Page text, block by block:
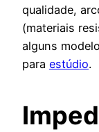
qualidade,
(materiais
alguns
para estúdio.